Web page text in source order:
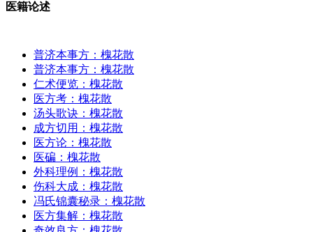
医籍论述
普济本事方：槐花散
普济本事方：槐花散
仁术便览：槐花散
医方考：槐花散
汤头歌诀：槐花散
成方切用：槐花散
医方论：槐花散
医碥：槐花散
外科理例：槐花散
伤科大成：槐花散
冯氏锦囊秘录：槐花散
医方集解：槐花散